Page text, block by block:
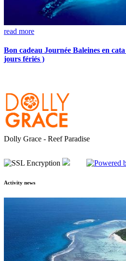
read more
Bon cadeau Journée Baleines en
jours fériés )
Dolly Grace - Reef Paradise
Activity news